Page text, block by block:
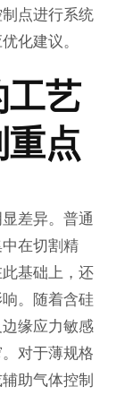
点进行系统
化建议。
艺
点
差异。普通
在切割精
基础上，还
。随着含硅
缘应力敏感
对于薄规格
助气体控制